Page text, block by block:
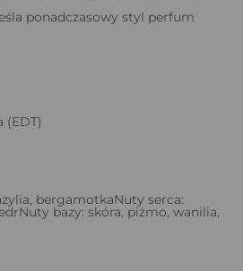
ponadczasowy styl perfum
(EDT)
bergamotkaNuty serca:
bazy: skóra, piżmo, wanilia,